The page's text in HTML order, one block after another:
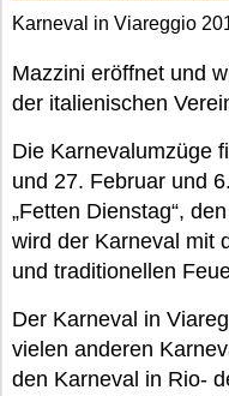
Karneval in Viareggio
Mazzini eröffnet und
der italienischen
Die Karnevalumzüge
und 27. Februar und
„Fetten Dienstag“,
wird der Karneval mit
und traditionellen
Der Karneval in
vielen anderen
den Karneval in Rio-